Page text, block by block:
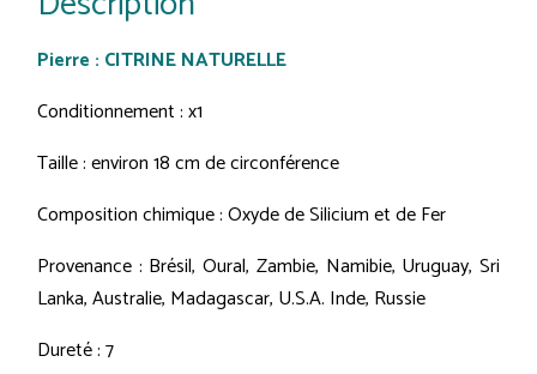
Pierre : CITRINE NATURELLE
Conditionnement : x1
Taille : environ 18 cm de circonférence
Composition chimique : Oxyde de Silicium et de Fer
Provenance : Brésil, Oural, Zambie, Namibie, Uruguay, Sri
Lanka, Australie, Madagascar, U.S.A. Inde, Russie
Dureté : 7